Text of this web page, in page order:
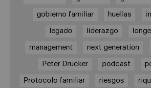
gobierno familiar huellas
legado liderazgo
management next generation
Peter Drucker podcast
Protocolo familiar riesgos